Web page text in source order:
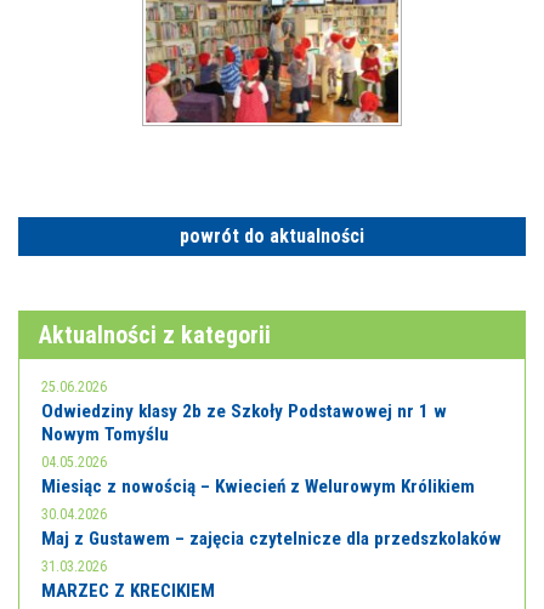
powrót do aktualności
Aktualności z kategorii
25.06.2026
Odwiedziny klasy 2b ze Szkoły Podstawowej nr 1 w
Nowym Tomyślu
04.05.2026
Miesiąc z nowością – Kwiecień z Welurowym Królikiem
30.04.2026
Maj z Gustawem – zajęcia czytelnicze dla przedszkolaków
31.03.2026
MARZEC Z KRECIKIEM